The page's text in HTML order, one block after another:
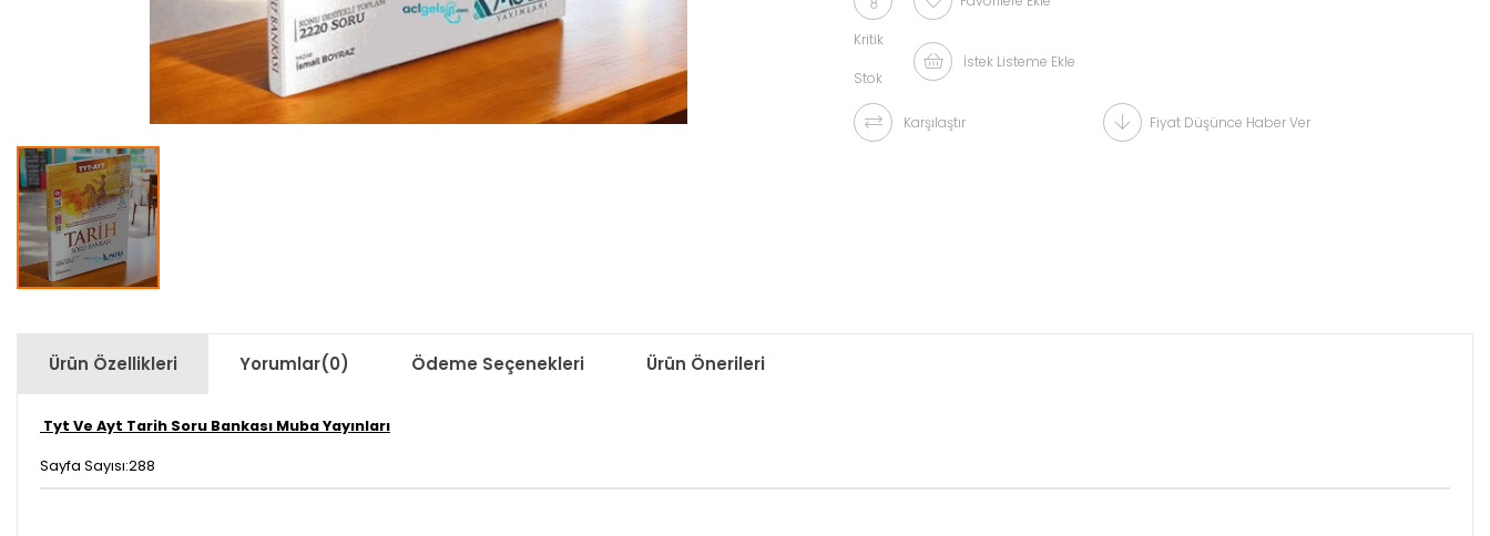
Kritik
Stok
İstek Listeme Ekle
Karşılaştır Fiyat Düşünce Haber Ver
Ürün Özellikleri Yorumlar(0) Ödeme Seçenekleri Ürün Önerileri
Tyt Ve Ayt Tarih Soru Bankası Muba Yayınları
Sayfa Sayısı:288